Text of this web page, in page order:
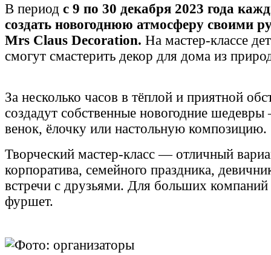
В период с 9 по 30 декабря 2023 года
создать новогоднюю атмосферу своими
Mrs Claus Decoration. На мастер-классе
смогут смастерить декор для дома из
За несколько часов в тёплой и приятной
создадут собственные новогодние
венок, ёлочку или настольную композицию.
Творческий мастер-класс — отличный
корпоратива, семейного праздника,
встречи с друзьями. Для больших
фуршет.